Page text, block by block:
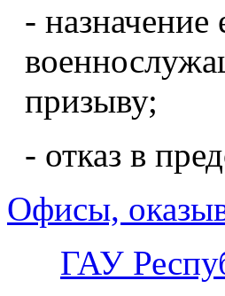
-
призыву;
- отказ в
Офисы,
ГАУ